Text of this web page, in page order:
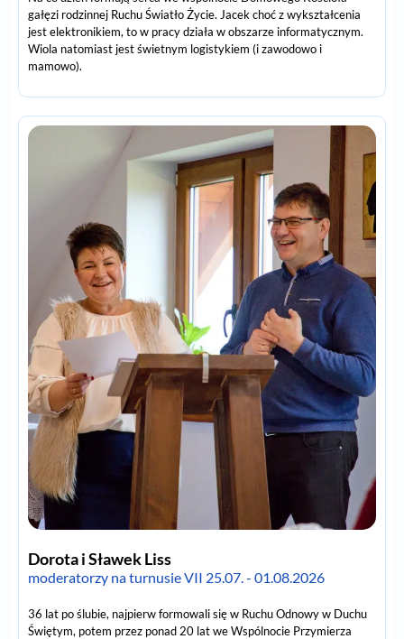
gałęzi rodzinnej Ruchu Światło Życie. Jacek choć z wykształcenia
jest elektronikiem, to w pracy działa w obszarze informatycznym.
Wiola natomiast jest świetnym logistykiem (i zawodowo i
mamowo).
Dorota i Sławek Liss
moderatorzy na turnusie VII 25.07. - 01.08.2026
36 lat po ślubie, najpierw formowali się w Ruchu Odnowy w Duchu
Świętym, potem przez ponad 20 lat we Wspólnocie Przymierza